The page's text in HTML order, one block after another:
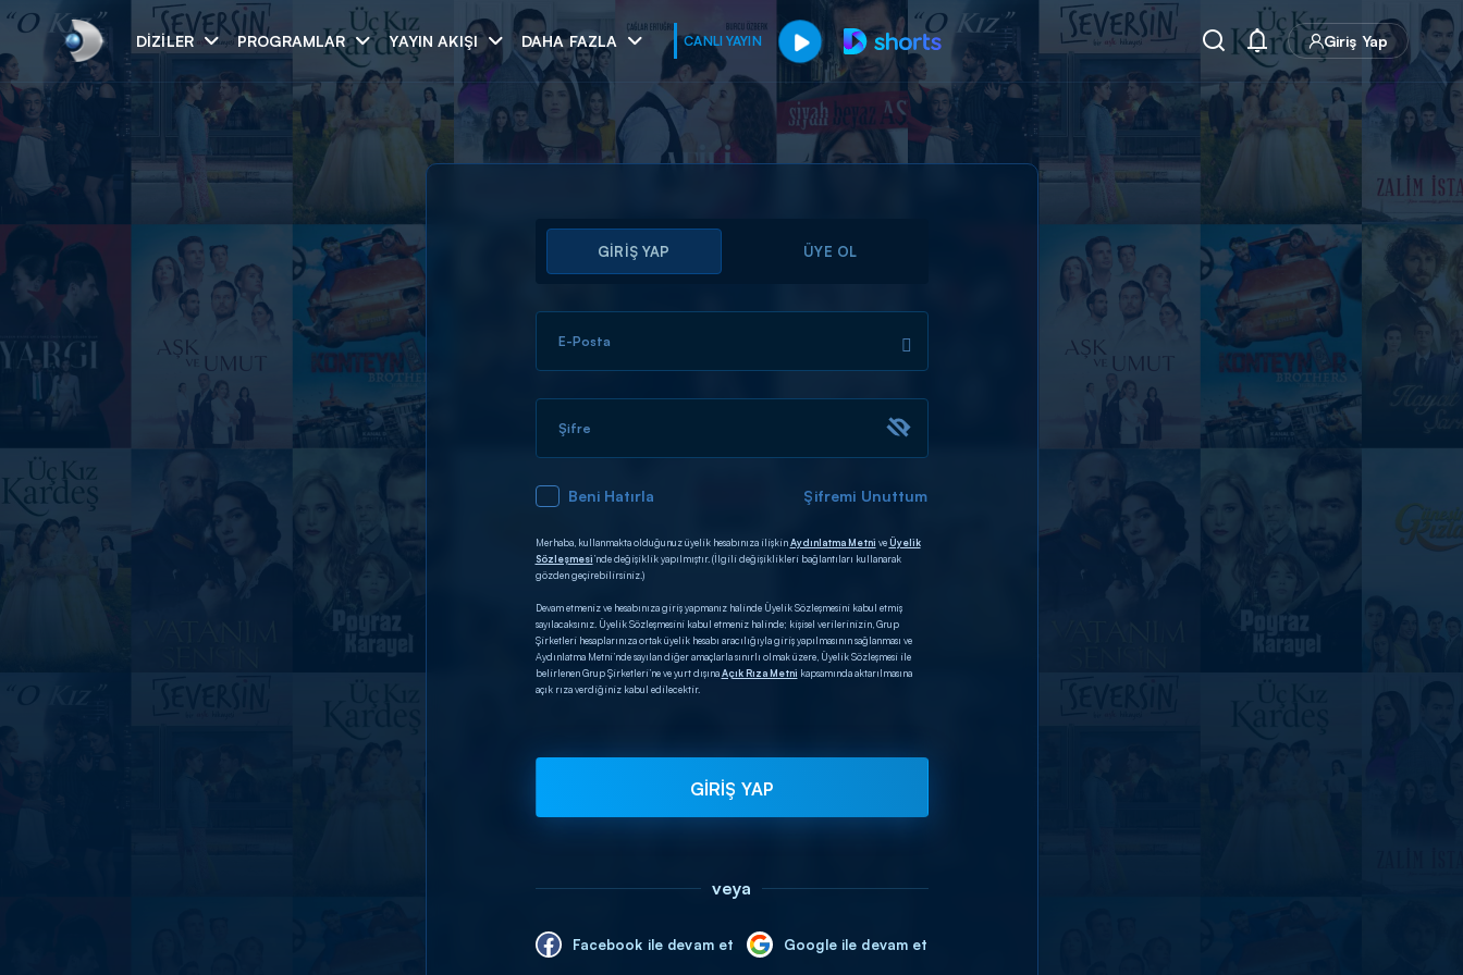
DIZILER PROGRAMLAR YAYIN AKIŞI DAHA FAZLA CANLI YAYIN Giriş Yap
Arama
ARAMA SONUÇLARI
GİRİŞ YAP ÜYE OL
E-Posta
Şifre
Beni Hatırla Şifremi Unuttum
Merhaba, kullanmakta olduğunuz üyelik hesabınıza ilişkinAydınlatma Metni veÜyelik
Sözleşmesi’nde değişiklik yapılmıştır. (İlgili değişiklikleri bağlantıları kullanarak
gözden geçirebilirsiniz.)
Devam etmeniz ve hesabınıza giriş yapmanız halinde Üyelik Sözleşmesini kabul etmiş
sayılacaksınız. Üyelik Sözleşmesini kabul etmeniz halinde; kişisel verilerinizin, Grup
Şirketleri hesaplarınıza ortak üyelik hesabı aracılığıyla giriş yapılmasının sağlanması ve
Aydınlatma Metni’nde sayılan diğer amaçlarla sınırlı olmak üzere, Üyelik Sözleşmesi ile
belirlenen Grup Şirketleri’ne ve yurt dışınaAçık Rıza Metni kapsamında aktarılmasına
açık rıza verdiğiniz kabul edilecektir.
GİRİŞ YAP
veya
Facebook ile devam et Google ile devam et